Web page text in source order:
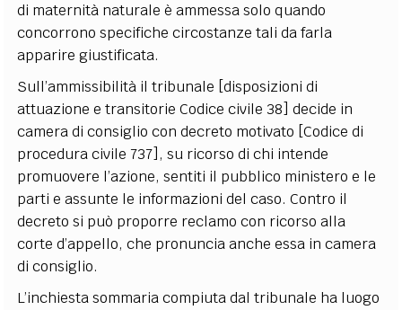
di maternità naturale è ammessa solo quando
concorrono specifiche circostanze tali da farla
apparire giustificata.
Sull’ammissibilità il tribunale [disposizioni di
attuazione e transitorie Codice civile 38] decide in
camera di consiglio con decreto motivato [Codice di
procedura civile 737], su ricorso di chi intende
promuovere l’azione, sentiti il pubblico ministero e le
parti e assunte le informazioni del caso. Contro il
decreto si può proporre reclamo con ricorso alla
corte d’appello, che pronuncia anche essa in camera
di consiglio.
L’inchiesta sommaria compiuta dal tribunale ha luogo